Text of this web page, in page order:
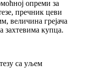
опреми за
пречник цеви
величина грејача
захтевима купца.